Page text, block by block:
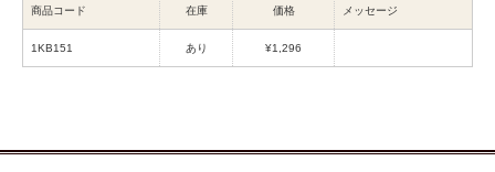
商品コード 在庫 価格 メッセージ
1KB151 あり ¥1,296